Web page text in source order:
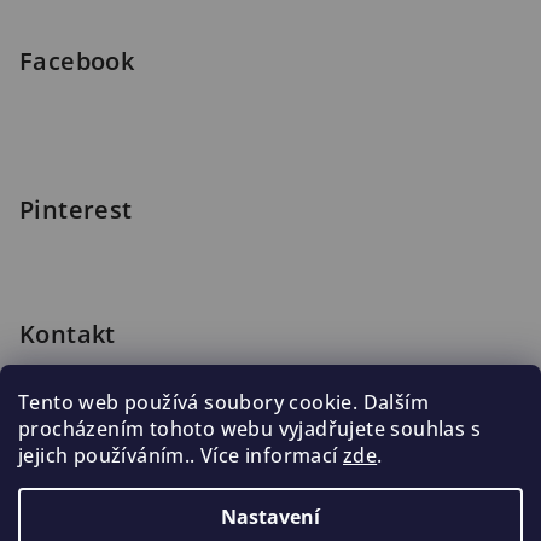
Tento web používá soubory cookie. Dalším
procházením tohoto webu vyjadřujete souhlas s
jejich používáním.. Více informacízde.
Nastavení
Facebook
Pinterest
Kontakt
222 316 990
776 019 998, 602 537 625